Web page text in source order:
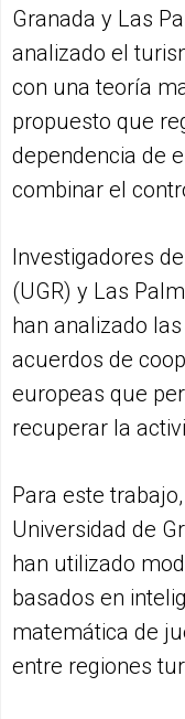
Granada y Las
analizado el
con una teoría
propuesto que
dependencia de
combinar el
Investigadores
(UGR) y Las
han analizado
acuerdos de
europeas que
recuperar la
Para este
Universidad de
han utilizado
basados en
matemática de
entre regiones